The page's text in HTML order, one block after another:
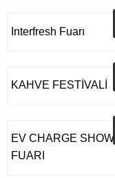
Interfresh Fuarı
KAHVE FESTİVALİ
EV CHARGE SHOW
FUARI